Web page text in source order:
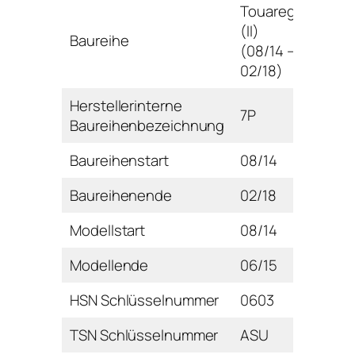
Baureihe
Touareg
(II)
(08/14 –
02/18)
Herstellerinterne
Baureihenbezeichnung
7P
Baureihenstart
08/14
Baureihenende
02/18
Modellstart
08/14
Modellende
06/15
HSN Schlüsselnummer
0603
TSN Schlüsselnummer
ASU